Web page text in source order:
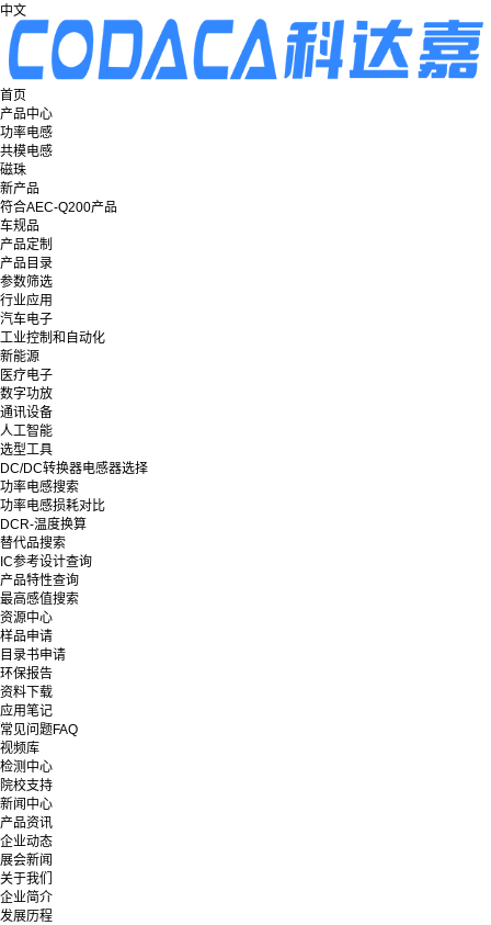
中文
首页
产品中心
功率电感
共模电感
磁珠
新产品
符合AEC-Q200产品
车规品
产品定制
产品目录
参数筛选
行业应用
汽车电子
工业控制和自动化
新能源
医疗电子
数字功放
通讯设备
人工智能
选型工具
DC/DC转换器电感器选择
功率电感搜索
功率电感损耗对比
DCR-温度换算
替代品搜索
IC参考设计查询
产品特性查询
最高感值搜索
资源中心
样品申请
目录书申请
环保报告
资料下载
应用笔记
常见问题FAQ
视频库
检测中心
院校支持
新闻中心
产品资讯
企业动态
展会新闻
关于我们
企业简介
发展历程